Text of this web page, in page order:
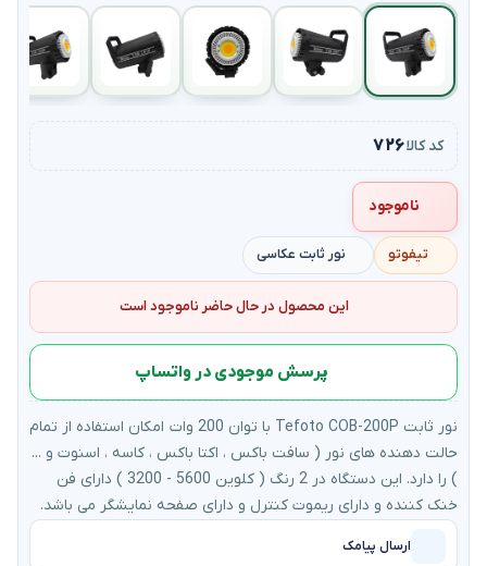
کد کالا۷۲۶
ناموجود
تیفوتو نور ثابت عکاسی
این محصول در حال حاضر ناموجود است
پرسش موجودی در واتساپ
نور ثابت Tefoto COB-200P با توان 200 وات امکان استفاده از تمام
حالت دهنده های نور ( سافت باکس ، اکتا باکس ، کاسه ، اسنوت و ...
) را دارد. این دستگاه در 2 رنگ ( کلوین 5600 - 3200 ) دارای فن
خنک کننده و دارای ریموت کنترل و دارای صفحه نمایشگر می باشد.
ارسال پیامک